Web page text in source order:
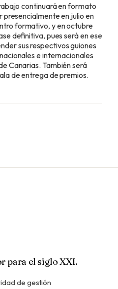
continuará en formato
presencialmente en julio en
formativo, y en octubre
definitiva, pues será en ese
sus respectivos guiones
e internacionales
Canarias. También será
de entrega de premios.
para el siglo XXI.
de gestión